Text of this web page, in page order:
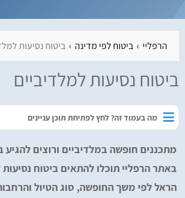
הרפליי ביטוח לפי מדינה ביטוח נסיעות
ביטוח נסיעות למלדיביים
מה בעמוד זה? לחץ לפתיחת תוכן עניינים
מתכננים חופשה במלדיביים ורוצים
באתר הרפליי תוכלו להתאים ביטוח
הראל לפי משך החופשה, סוג הטיול